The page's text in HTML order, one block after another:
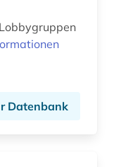
Datenbank